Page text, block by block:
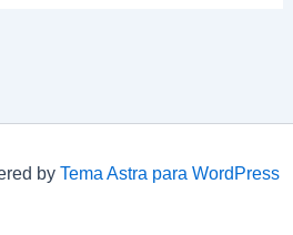
by Tema Astra para WordPress